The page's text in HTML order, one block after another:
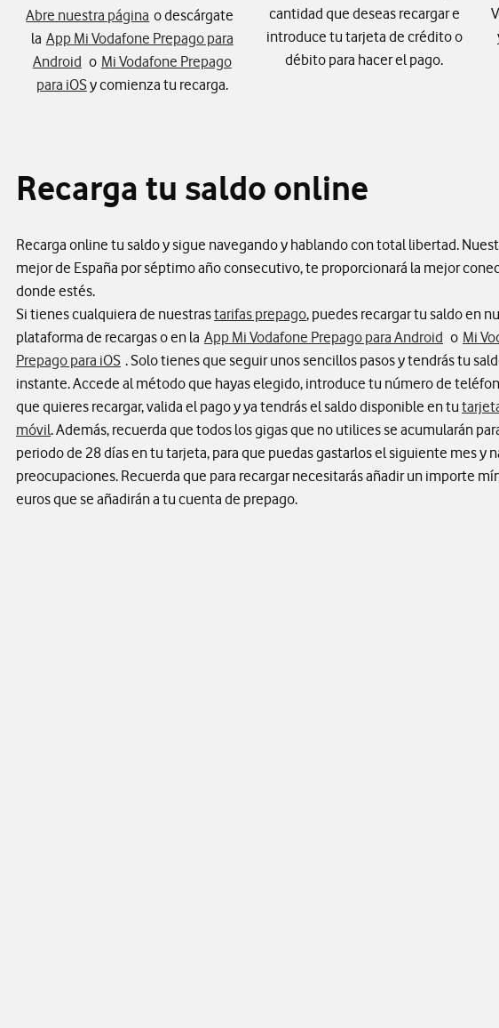
Abre nuestra página o descárgate
la App Mi Vodafone Prepago para
Android o Mi Vodafone Prepago
para iOSy comienza tu recarga.
cantidad que deseas recargar e
introduce tu tarjeta de crédito o
débito para hacer el pago.
Recarga tu saldo online
Recarga online tu saldo y sigue navegando y hablando con total libertad.
mejor de España por séptimo año consecutivo, te proporcionará la mejor
donde estés.
Si tienes cualquiera de nuestrastarifas prepago, puedes recargar tu saldo en
plataforma de recargas o en la App Mi Vodafone Prepago para Android o Mi
Prepago para iOS . Solo tienes que seguir unos sencillos pasos y tendrás tu
instante. Accede al método que hayas elegido, introduce tu número de
que quieres recargar, valida el pago y ya tendrás el saldo disponible en tu
móvil. Además, recuerda que todos los gigas que no utilices se acumularán
periodo de 28 días en tu tarjeta, para que puedas gastarlos el siguiente mes y
preocupaciones. Recuerda que para recargar necesitarás añadir un importe
euros que se añadirán a tu cuenta de prepago.